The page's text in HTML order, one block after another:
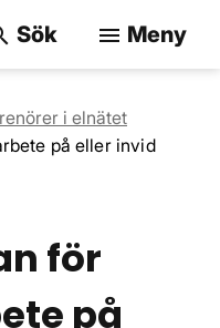
Sök menu Meny
i elnätet
på eller invid
för
på